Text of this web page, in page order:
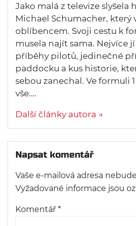
Jako malá z televize slyšela
Michael Schumacher, který
oblíbencem. Svoji cestu k
musela najít sama. Nejvíce
příběhy pilotů, jedinečné
paddocku a kus historie,
sebou zanechal. Ve formuli
vše.…
Další články autora →
Napsat komentář
Vaše e-mailová adresa
Vyžadované informace jsou
Komentář *